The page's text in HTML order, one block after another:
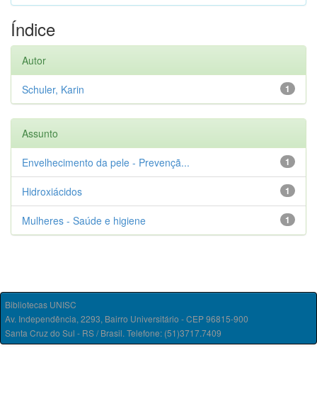
Índice
Autor
1
Schuler, Karin
Assunto
1
Envelhecimento da pele - Prevençã...
1
Hidroxiácidos
1
Mulheres - Saúde e higiene
Bibliotecas UNISC
Av. Independência, 2293, Bairro Universitário - CEP 96815-900
Santa Cruz do Sul - RS / Brasil. Telefone: (51)3717.7409